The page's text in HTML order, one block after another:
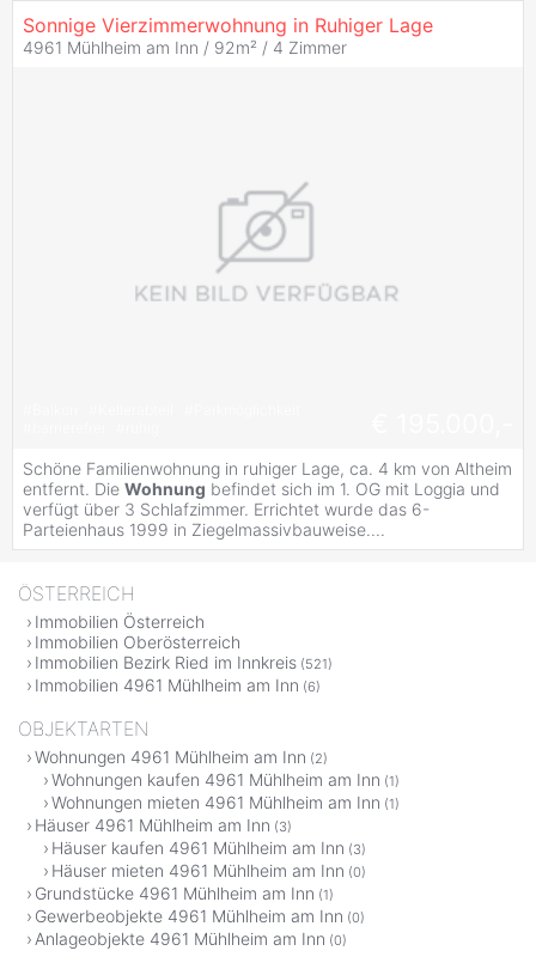
Sonnige Vierzimmerwohnung in Ruhiger Lage
4961 Mühlheim am Inn / 92m² / 4 Zimmer
Schöne Familienwohnung in ruhiger Lage, ca. 4 km von Altheim
entfernt. Die Wohnung befindet sich im 1. OG mit Loggia und
verfügt über 3 Schlafzimmer. Errichtet wurde das 6-
Parteienhaus 1999 in Ziegelmassivbauweise....
ÖSTERREICH
Immobilien Österreich
Immobilien Oberösterreich
Immobilien Bezirk Ried im Innkreis (521)
Immobilien 4961 Mühlheim am Inn (6)
OBJEKTARTEN
Wohnungen 4961 Mühlheim am Inn (2)
Wohnungen kaufen 4961 Mühlheim am Inn (1)
Wohnungen mieten 4961 Mühlheim am Inn (1)
Häuser 4961 Mühlheim am Inn (3)
Häuser kaufen 4961 Mühlheim am Inn (3)
Häuser mieten 4961 Mühlheim am Inn (0)
Grundstücke 4961 Mühlheim am Inn (1)
Gewerbeobjekte 4961 Mühlheim am Inn (0)
Anlageobjekte 4961 Mühlheim am Inn (0)